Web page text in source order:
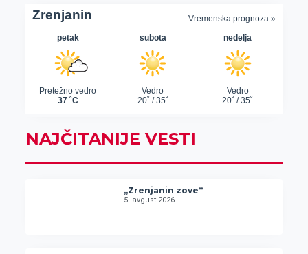
NAJČITANIJE VESTI
„Zrenjanin zove“
5. avgust 2026.